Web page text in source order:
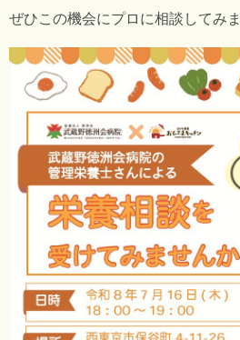
ぜひこの機会にプロに相談してみ